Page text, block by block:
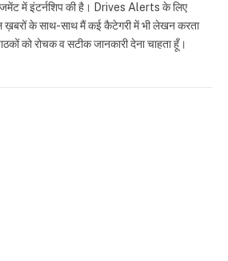
में इंटर्नशिप की है। Drives Alerts के लिए
ख़बरों के साथ-साथ मैं कई कैटेगरी में भी लेखन करता
को रोचक व सटीक जानकारी देना चाहता हूँ।